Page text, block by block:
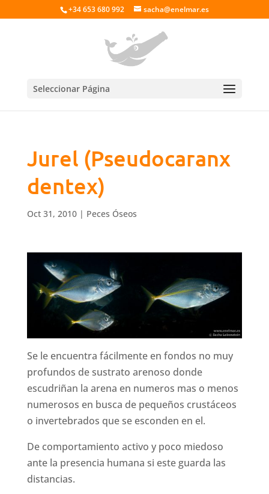
+34 653 680 992 sacha@enelmar.es
Seleccionar Página
Jurel (Pseudocaranx
dentex)
Oct 31, 2010| Peces Óseos
Se le encuentra fácilmente en fondos no muy
profundos de sustrato arenoso donde
escudriñan la arena en numeros mas o menos
numerosos en busca de pequeños crustáceos
o invertebrados que se esconden en el.
De comportamiento activo y poco miedoso
ante la presencia humana si este guarda las
distancias.